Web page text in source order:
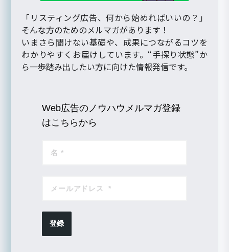
「リスティング広告、何から始めればいいの？」
そんな方のためのメルマガがあります！
いまさら聞けない基礎や、成果につながるコツを
わかりやすくお届けしています。“手探り状態”か
ら一歩踏み出したい方に向けた情報発信です。
Web広告のノウハウメルマガ登録
はこちらから
登録